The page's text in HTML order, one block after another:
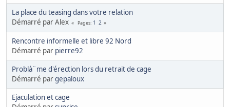
La place du teasing dans votre relation
Démarré par Alex
Pages 1 2
Rencontre informelle et libre 92 Nord
Démarré par pierre92
Problà¨me d'érection lors du retrait de cage
Démarré pargepaloux
Ejaculation et cage